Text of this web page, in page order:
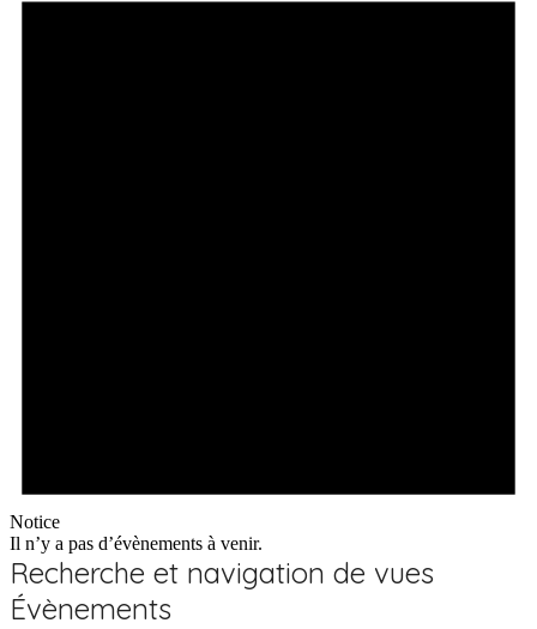
Notice
Il n’y a pas d’évènements à venir.
Recherche et navigation de vues
Évènements